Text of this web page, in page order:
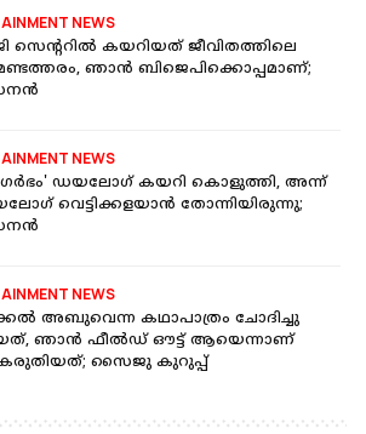
NEWS
സെന്‍ററില്‍ കയറിയത് ജീവിതത്തിലെ
ഞാൻ ബിജെപിക്കൊപ്പമാണ്;
NEWS
ഗർഭം' ഡയലോഗ് കയറി കൊളുത്തി, അന്ന്
വെട്ടിക്കളയാൻ തോന്നിയിരുന്നു;
NEWS
അബുവെന്ന കഥാപാത്രം ചോദിച്ചു
ഞാൻ ഫീൽഡ് ഔട്ട് ആയെന്നാണ്
സൈജു കുറുപ്പ്